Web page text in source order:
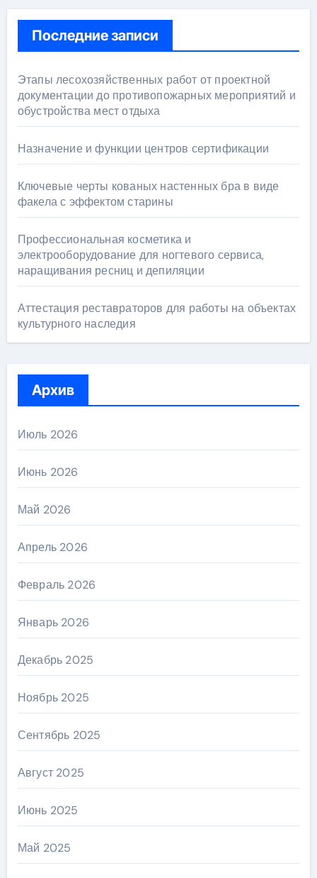
Последние записи
Этапы лесохозяйственных работ от проектной
документации до противопожарных мероприятий и
обустройства мест отдыха
Назначение и функции центров сертификации
Ключевые черты кованых настенных бра в виде
факела с эффектом старины
Профессиональная косметика и
электрооборудование для ногтевого сервиса,
наращивания ресниц и депиляции
Аттестация реставраторов для работы на объектах
культурного наследия
Архив
Июль 2026
Июнь 2026
Май 2026
Апрель 2026
Февраль 2026
Январь 2026
Декабрь 2025
Ноябрь 2025
Сентябрь 2025
Август 2025
Июнь 2025
Май 2025